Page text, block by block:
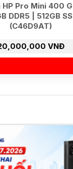
HP Pro Mini 400
DDR5 | 512GB
(C46D9AT)
VNĐ